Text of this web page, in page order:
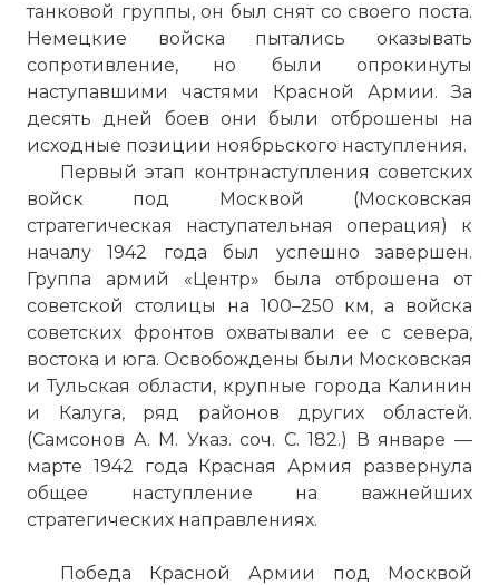
танковой группы, он был снят со своего поста.
Немецкие войска пытались оказывать
сопротивление, но были опрокинуты
наступавшими частями Красной Армии. За
десять дней боев они были отброшены на
исходные позиции ноябрьского наступления.
Первый этап контрнаступления советских
войск под Москвой (Московская
стратегическая наступательная операция) к
началу 1942 года был успешно завершен.
Группа армий «Центр» была отброшена от
советской столицы на 100–250 км, а войска
советских фронтов охватывали ее с севера,
востока и юга. Освобождены были Московская
и Тульская области, крупные города Калинин
и Калуга, ряд районов других областей.
(Самсонов А. М. Указ. соч. С. 182.) В январе —
марте 1942 года Красная Армия развернула
общее наступление на важнейших
стратегических направлениях.
Победа Красной Армии под Москвой